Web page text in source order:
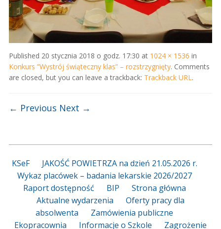
Published 20 stycznia 2018 o godz. 17:30 at 1024 × 1536 in
Konkurs ”Wystrój świąteczny klas” – rozstrzygnięty. Comments
are closed, but you can leave a trackback: Trackback URL.
← Previous Next →
KSeF
JAKOŚĆ POWIETRZA na dzień 21.05.2026 r.
Wykaz placówek – badania lekarskie 2026/2027
Raport dostępność
BIP
Strona główna
Aktualne wydarzenia
Oferty pracy dla
absolwenta
Zamówienia publiczne
Ekopracownia
Informacje o Szkole
Zagrożenie